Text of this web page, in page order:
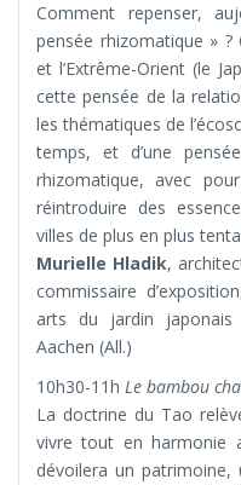
Comment repenser,
pensée rhizomatique » ?
et l’Extrême-Orient (le
cette pensée de la
les thématiques de
temps, et d’une
rhizomatique, avec
réintroduire des
villes de plus en plus
Murielle Hladik,
commissaire
arts du jardin japonais
Aachen (All.)
10h30-11h Le bambou
La doctrine du Tao
vivre tout en harmonie
dévoilera un patrimoine,